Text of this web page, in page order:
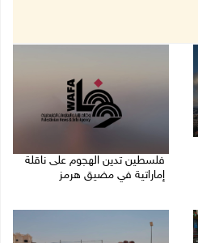
فلسطين تدين الهجوم على ناقلة
إماراتية في مضيق هرمز